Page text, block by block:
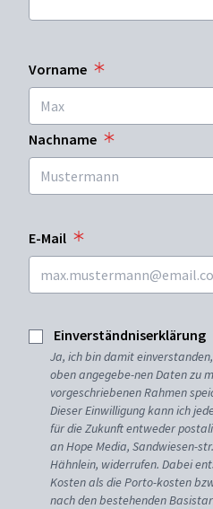
Vorname
Nachname
E-Mail
Einverständniserklärung
Ja, ich bin damit
oben angegebe-nen Daten zu
vorgeschriebenen Rahmen
Dieser Einwilligung kann ich
für die Zukunft entweder
an Hope Media, Sandwiesen-
Hähnlein, widerrufen. Dabei
Kosten als die Porto-kosten
nach den bestehenden